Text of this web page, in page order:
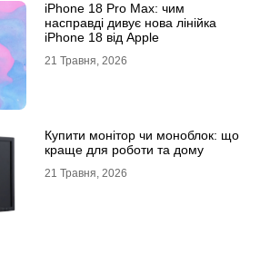
iPhone 18 Pro Max: чим
насправді дивує нова лінійка
iPhone 18 від Apple
21 Травня, 2026
Купити монітор чи моноблок: що
краще для роботи та дому
21 Травня, 2026